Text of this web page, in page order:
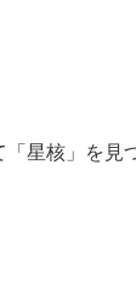
星核」を見